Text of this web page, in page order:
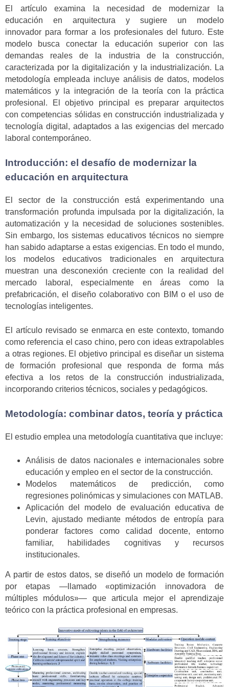
El artículo examina la necesidad de modernizar la
educación en arquitectura y sugiere un modelo
innovador para formar a los profesionales del futuro. Este
modelo busca conectar la educación superior con las
demandas reales de la industria de la construcción,
caracterizada por la digitalización y la industrialización. La
metodología empleada incluye análisis de datos, modelos
matemáticos y la integración de la teoría con la práctica
profesional. El objetivo principal es preparar arquitectos
con competencias sólidas en construcción industrializada y
tecnología digital, adaptados a las exigencias del mercado
laboral contemporáneo.
Introducción: el desafío de modernizar la
educación en arquitectura
El sector de la construcción está experimentando una
transformación profunda impulsada por la digitalización, la
automatización y la necesidad de soluciones sostenibles.
Sin embargo, los sistemas educativos técnicos no siempre
han sabido adaptarse a estas exigencias. En todo el mundo,
los modelos educativos tradicionales en arquitectura
muestran una desconexión creciente con la realidad del
mercado laboral, especialmente en áreas como la
prefabricación, el diseño colaborativo con BIM o el uso de
tecnologías inteligentes.
El artículo revisado se enmarca en este contexto, tomando
como referencia el caso chino, pero con ideas extrapolables
a otras regiones. El objetivo principal es diseñar un sistema
de formación profesional que responda de forma más
efectiva a los retos de la construcción industrializada,
incorporando criterios técnicos, sociales y pedagógicos.
Metodología: combinar datos, teoría y práctica
El estudio emplea una metodología cuantitativa que incluye:
Análisis de datos nacionales e internacionales sobre
educación y empleo en el sector de la construcción.
Modelos matemáticos de predicción, como
regresiones polinómicas y simulaciones con MATLAB.
Aplicación del modelo de evaluación educativa de
Levin, ajustado mediante métodos de entropía para
ponderar factores como calidad docente, entorno
familiar, habilidades cognitivas y recursos
institucionales.
A partir de estos datos, se diseñó un modelo de formación
por etapas —llamado «optimización innovadora de
múltiples módulos»— que articula mejor el aprendizaje
teórico con la práctica profesional en empresas.